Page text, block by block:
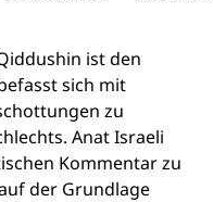
ist den
sich mit
zu
Anat Israeli
Kommentar zu
der Grundlage